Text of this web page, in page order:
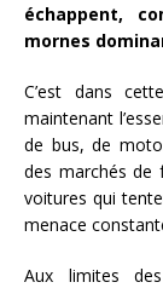
échappent,
mornes
C’est dans
maintenant
de bus, de
des marchés de
voitures qui
menace
Aux limites